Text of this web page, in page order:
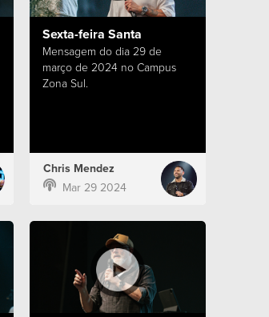
Sexta-feira Santa
Mensagem do dia 29 de
março de 2024 no Campus
Zona Sul.
Chris Mendez
Mar 29 2024